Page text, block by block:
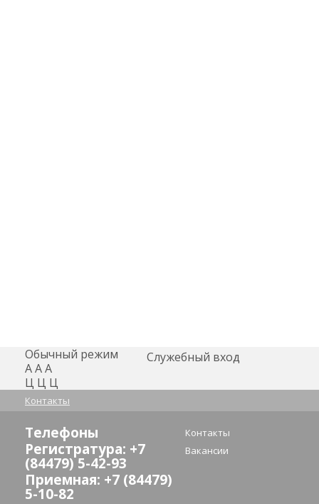
Обычный режим
ААА
Ц Ц Ц
Служебный вход
Контакты
Телефоны
Регистратура: +7
(84479) 5-42-93
Приемная: +7 (84479)
5-10-82
Контакты
Вакансии